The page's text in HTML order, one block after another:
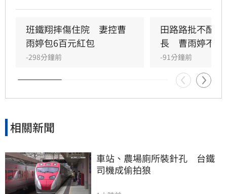
外界關注工會運作屬合理公共討論，核心在於工
會是否善盡職責，而非轉移焦點至個別藝人身
上。由於曹雨婷曾主動表示協助田路路，隨後引
發外界檢視工會作為，許常德呼籲曹雨婷應公開
說明近年會務內容，包括會費、企業贊助與政府
補助等經費運用情形，確保財務透明公開，才能
員權益獲得實質保障與完善照顧。
班鐵翔摔傷住院　妻控曹
雨婷包6百元紅包
-298分鐘前
田路路批不配
長　曹雨婷不忍
-91分鐘前
相關新聞
車站、農場廁所裝針孔　台鐵
司機成偷拍狼